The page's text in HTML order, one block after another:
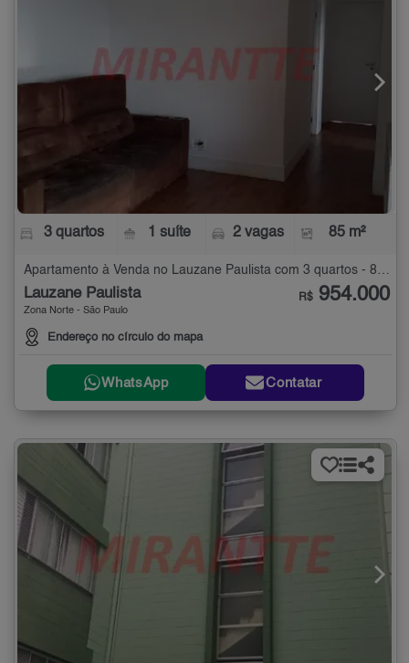
3 quartos 1 suíte 2 vagas 85 m²
Apartamento à Venda no Lauzane Paulista com 3 quartos - 85 m²
Lauzane Paulista
Zona Norte - São Paulo
Endereço no círculo do mapa
R$ 954.000
WhatsApp Contatar